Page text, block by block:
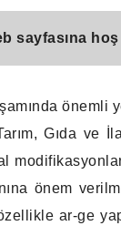
sayfasına
önemli
Gıda ve
önem
ar-ge